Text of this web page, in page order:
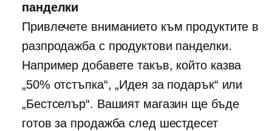
панделки
Привлечете вниманието към продуктите в
разпродажба с продуктови панделки.
Например добавете такъв, който казва
„50% отстъпка“, „Идея за подарък“ или
„Бестселър“. Вашият магазин ще бъде
готов за продажба след шестдесет